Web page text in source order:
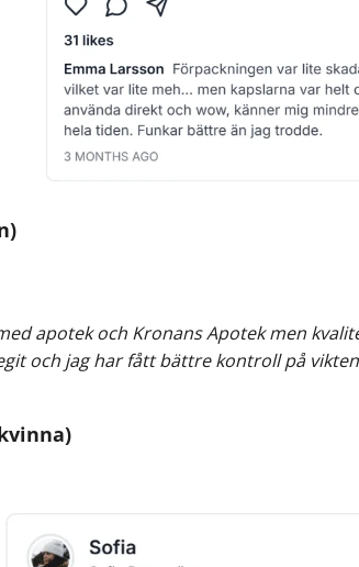
apotek och Kronans Apotek men
och jag har fått bättre kontroll på